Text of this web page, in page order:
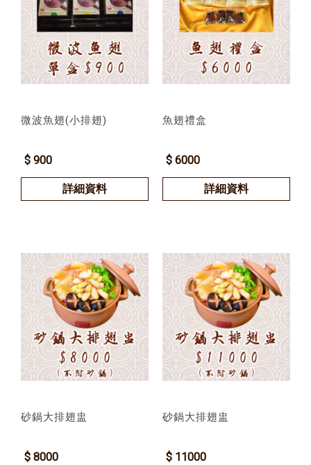
微波魚翅(小排翅)
$ 900
詳細資料
魚翅禮盒
$ 6000
詳細資料
砂鍋大排翅盅
$ 8000
砂鍋大排翅盅
$ 11000